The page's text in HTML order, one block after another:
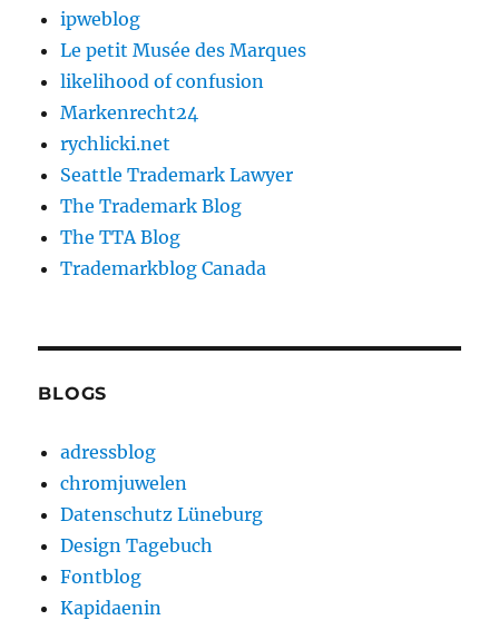
ipweblog
Le petit Musée des Marques
likelihood of confusion
Markenrecht24
rychlicki.net
Seattle Trademark Lawyer
The Trademark Blog
The TTA Blog
Trademarkblog Canada
BLOGS
adressblog
chromjuwelen
Datenschutz Lüneburg
Design Tagebuch
Fontblog
Kapidaenin